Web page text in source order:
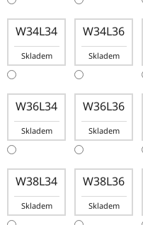
W34L34
Skladem
W34L36
Skladem
W36L34
Skladem
W36L36
Skladem
W38L34
Skladem
W38L36
Skladem